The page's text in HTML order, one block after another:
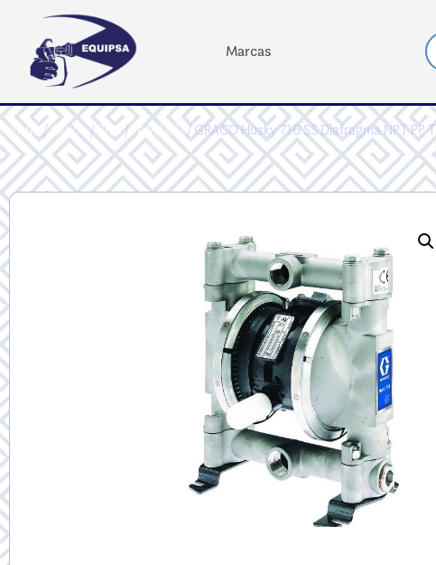
Marcas
Inicio/Graco/PRO/FAMAOD/ GRACO Husky 716 SS Diafragma NPT PP